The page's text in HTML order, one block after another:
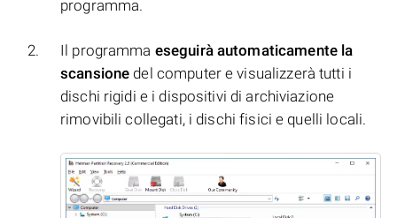
programma.
Il programma eseguirà automaticamente la
scansione del computer e visualizzerà tutti i
dischi rigidi e i dispositivi di archiviazione
rimovibili collegati, i dischi fisici e quelli locali.